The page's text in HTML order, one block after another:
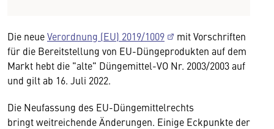
Die neueVerordnung (EU) 2019/1009
mit Vorschriften
für die Bereitstellung von EU-Düngeprodukten auf dem
Markt hebt die "alte" Düngemittel-VO Nr. 2003/2003 auf
und gilt ab 16. Juli 2022.
Die Neufassung des EU-Düngemittelrechts
bringt weitreichende Änderungen. Einige Eckpunkte der